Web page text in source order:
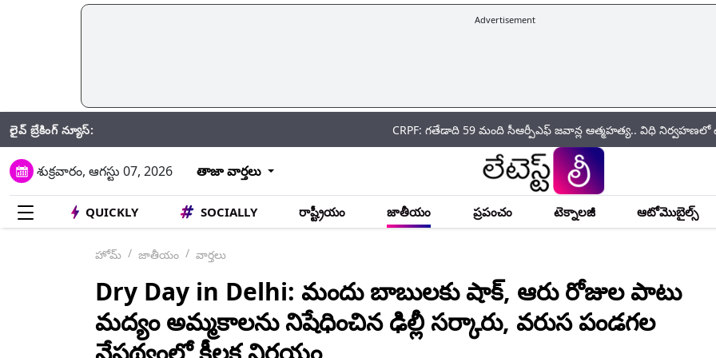
Advertisement
లైవ్ బ్రేకింగ్ న్యూస్: CRPF: గతేడాది 59 మంది సీఆర్పీఎఫ్ జ‌వాన్ల ఆత్మ‌హ‌త్య.. విధి నిర్వహణలో ఉన్న
శుక్రవారం, ఆగస్టు 07, 2026 తాజా వార్తలు
QUICKLY SOCIALLY రాష్ట్రీయం జాతీయం ప్రపంచం టెక్నాలజీ ఆటోమొబైల్స్
హోమ్ జాతీయం వార్తలు
Dry Day in Delhi: మందు బాబులకు షాక్, ఆరు రోజుల పాటు
మద్యం అమ్మకాలను నిషేధించిన ఢిల్లీ సర్కారు, వరుస పండగల